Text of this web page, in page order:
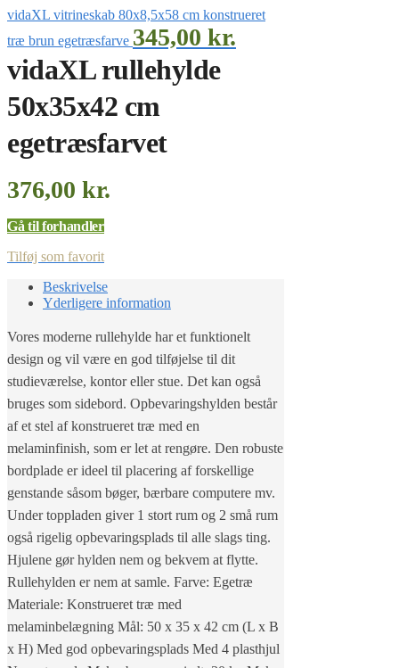
vidaXL vitrineskab 80x8,5x58 cm konstrueret
træ brun egetræsfarve 345,00 kr.
vidaXL rullehylde
50x35x42 cm
egetræsfarvet
376,00 kr.
Gå til forhandler
Tilføj som favorit
Beskrivelse
Yderligere information
Vores moderne rullehylde har et funktionelt
design og vil være en god tilføjelse til dit
studieværelse, kontor eller stue. Det kan også
bruges som sidebord. Opbevaringshylden består
af et stel af konstrueret træ med en
melaminfinish, som er let at rengøre. Den robuste
bordplade er ideel til placering af forskellige
genstande såsom bøger, bærbare computere mv.
Under toppladen giver 1 stort rum og 2 små rum
også rigelig opbevaringsplads til alle slags ting.
Hjulene gør hylden nem og bekvem at flytte.
Rullehylden er nem at samle. Farve: Egetræ
Materiale: Konstrueret træ med
melaminbelægning Mål: 50 x 35 x 42 cm (L x B
x H) Med god opbevaringsplads Med 4 plasthjul